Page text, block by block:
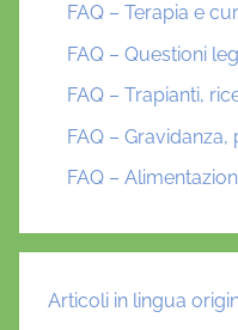
FAQ – Terapia e
FAQ – Questioni
FAQ – Trapianti,
FAQ –
FAQ –
Articoli in lingua